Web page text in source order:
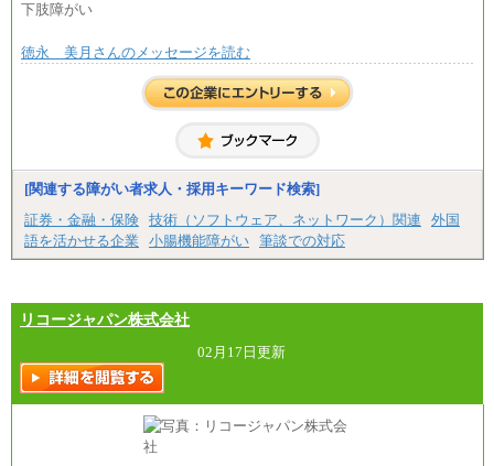
下肢障がい
徳永 美月さんのメッセージを読む
[関連する障がい者求人・採用キーワード検索]
証券・金融・保険 技術（ソフトウェア、ネットワーク）関連
外国
語を活かせる企業
小腸機能障がい 筆談での対応
リコージャパン株式会社
02月17日更新